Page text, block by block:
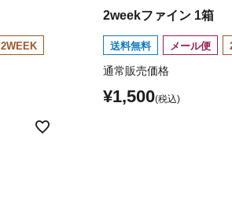
2WEEK
2weekファイン 1箱
送料無料 メール便
通常販売価格
¥1,500